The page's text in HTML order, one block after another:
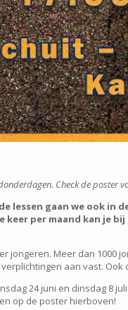
Check de poster
lessen gaan we ook
per maand kan je
jongeren. Meer dan 1000
aan vast.
24 juni en dinsdag 8
op de poster hierboven!